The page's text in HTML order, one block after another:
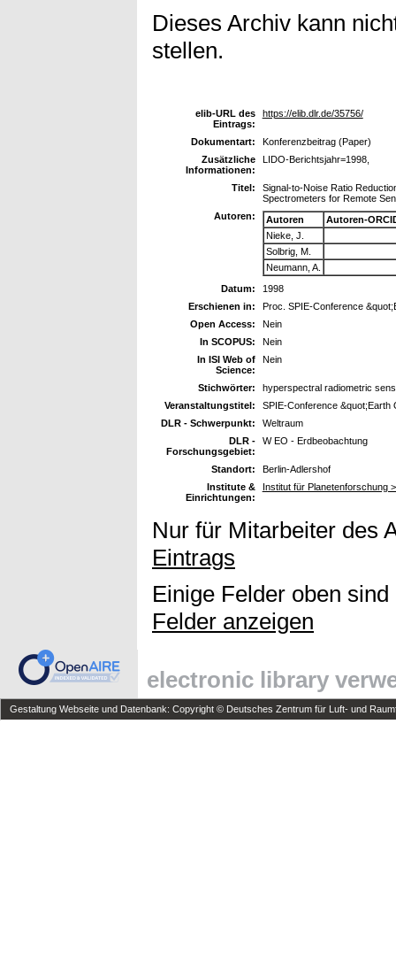
Dieses Archiv kann
stellen.
elib-URL des
Eintrags:
https://elib.dlr.de/35756/
Dokumentart:
Konferenzbeitrag (Paper)
Zusätzliche
Informationen:
LIDO-Berichtsjahr=1998,
Titel:
Signal-to-Noise Ratio
Spectrometers for Remote
Autoren:
Autoren
Autoren-
Nieke, J.
Solbrig, M.
Neumann, A.
Datum:
1998
Erschienen in:
Proc. SPIE-Conference
Open Access:
Nein
In SCOPUS:
Nein
In ISI Web of
Science:
Nein
Stichwörter:
hyperspectral radiometric
Veranstaltungstitel:
SPIE-Conference &quot;Earth
DLR - Schwerpunkt:
Weltraum
DLR -
Forschungsgebiet:
W EO - Erdbeobachtung
Standort:
Berlin-Adlershof
Institute &
Einrichtungen:
Institut für Planetenforschung
Nur für Mitarbeiter des
Eintrags
Einige Felder oben
Felder anzeigen
electronic library
Gestaltung Webseite und Datenbank: Copyright © Deutsches Zentrum für Luft- und